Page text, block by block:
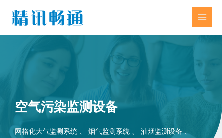
空气污染监测设备
网格化大气监测系统 、 烟气监测系统 、 油烟监测设备 、